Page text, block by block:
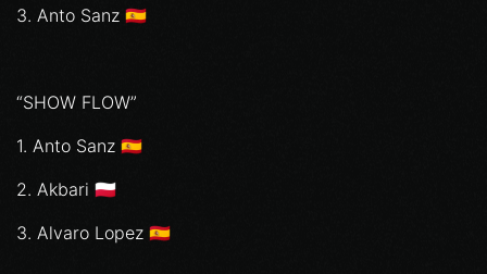
3. ⁠Anto Sanz 🇪🇸
“SHOW FLOW”
1. Anto Sanz 🇪🇸
2. ⁠Akbari 🇵🇱
3. ⁠Alvaro Lopez 🇪🇸